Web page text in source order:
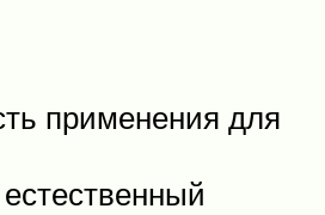
применения для